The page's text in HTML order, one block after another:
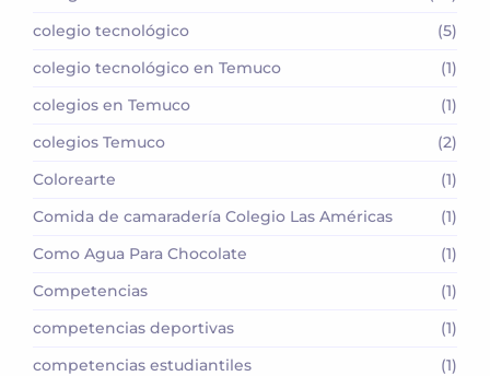
colegio tecnológico
(5)
colegio tecnológico en Temuco
(1)
colegios en Temuco
(1)
colegios Temuco
(2)
Colorearte
(1)
Comida de camaradería Colegio Las Américas
(1)
Como Agua Para Chocolate
(1)
Competencias
(1)
competencias deportivas
(1)
competencias estudiantiles
(1)